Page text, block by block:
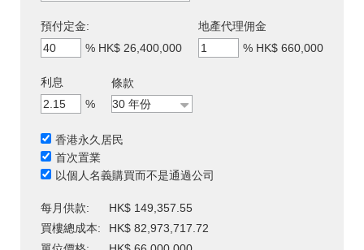
預付定金:
% HK$ 26,400,000
地產代理佣金
% HK$ 660,000
利息
%
條款
香港永久居民
首次置業
以個人名義購買而不是通過公司
每月供款:
HK$ 149,357.55
買樓總成本:
HK$ 82,973,717.72